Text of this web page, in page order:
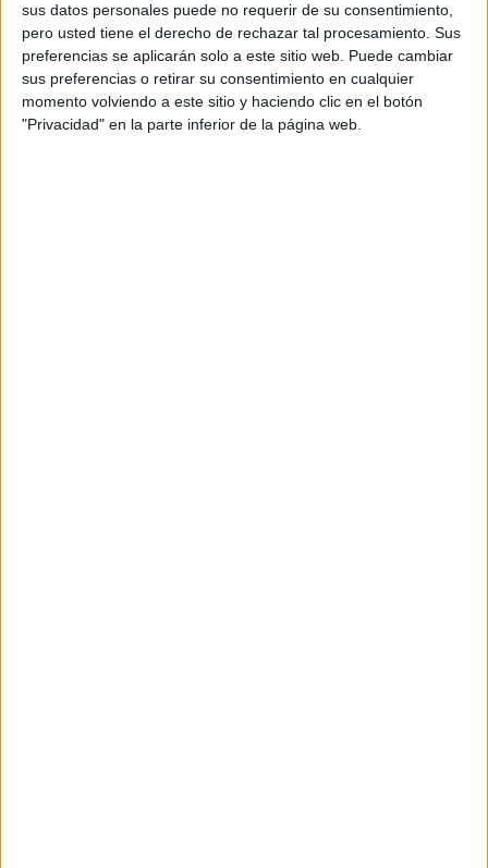
sus datos personales puede no requerir de su consentimiento,
pero usted tiene el derecho de rechazar tal procesamiento. Sus
preferencias se aplicarán solo a este sitio web. Puede cambiar
sus preferencias o retirar su consentimiento en cualquier
momento volviendo a este sitio y haciendo clic en el botón
"Privacidad" en la parte inferior de la página web.
Dictado de palabras
sobre imágenes de
personajes conocidos